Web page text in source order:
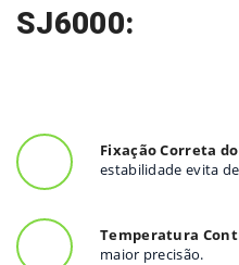
SJ6000:
Fixação Correta
estabilidade evita
Temperatura
maior precisão.